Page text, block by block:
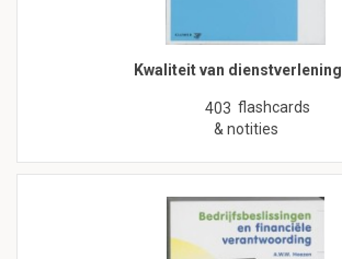
Kwaliteit van dienstverlening
403 flashcards
& notities